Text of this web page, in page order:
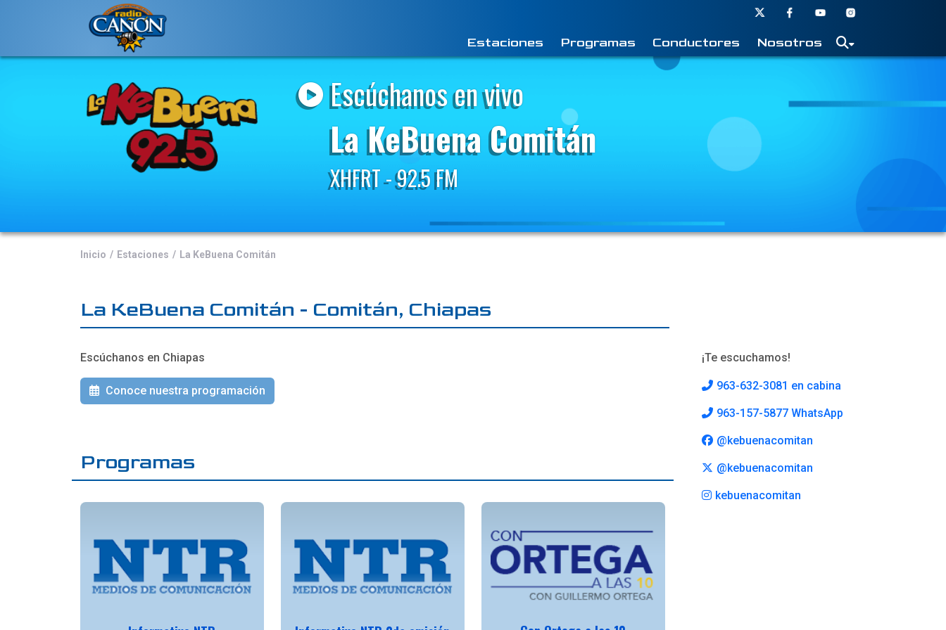
Estaciones Programas Conductores Nosotros
Escúchanos en vivo
La KeBuena Comitán
XHFRT - 92.5 FM
Inicio Estaciones La KeBuena Comitán
La KeBuena Comitán - Comitán, Chiapas
Escúchanos en Chiapas
Conoce nuestra programación
Programas
¡Te escuchamos!
963-632-3081 en cabina
963-157-5877 WhatsApp
@kebuenacomitan
@kebuenacomitan
kebuenacomitan